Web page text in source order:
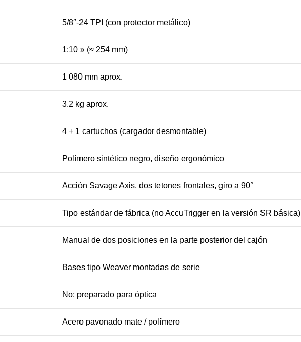
5/8″-24 TPI (con protector metálico)
1:10 » (≈ 254 mm)
1 080 mm aprox.
3.2 kg aprox.
4 + 1 cartuchos (cargador desmontable)
Polímero sintético negro, diseño ergonómico
Acción Savage Axis, dos tetones frontales, giro a 90°
Tipo estándar de fábrica (no AccuTrigger en la versión SR básica)
Manual de dos posiciones en la parte posterior del cajón
Bases tipo Weaver montadas de serie
No; preparado para óptica
Acero pavonado mate / polímero